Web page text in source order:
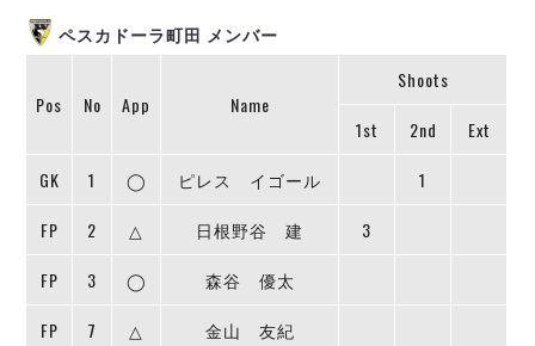
順位表
警告・退場・出場停止選手
個人ランキング｜ゴール
個人ランキング｜シュート
個人ランキング｜第2PK
ボアルース長野
シュライカー大阪
メットライフ生命Ｆ２リーグ
ヴォスクオーレ仙台
大会概要
クラブライセンス関連
過去の記録
ディビジョン2 試合記録
Ｆリーグカップ 試合記録
リーグ統計データ
プロジェクト PROJECT
ABeam AWARD
ペスカドーラ町田 メンバー
Pos No App Name
Shoots
1st
2nd
Ext
GK
1 ◯ ピレス イゴール
1
FP
2 △ 日根野谷 建
3
FP
3 ◯
森谷 優太
FP
7 △
金山 友紀